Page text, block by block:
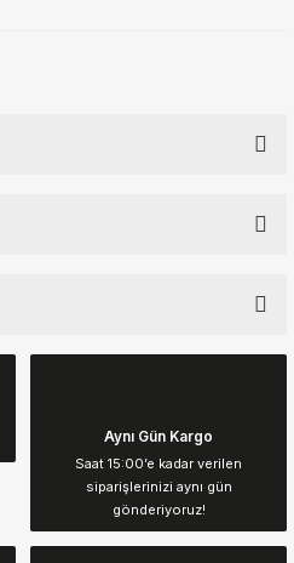
ederiz.
görüntülenemiyor.
bulunuyor.
Aynı Gün Kargo
Saat 15:00’e kadar verilen
siparişlerinizi aynı gün
gönderiyoruz!